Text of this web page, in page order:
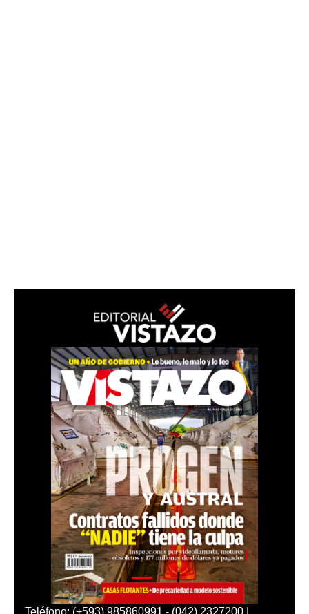
Teléfono: (+593) 985860991 - (042) 2327200 |